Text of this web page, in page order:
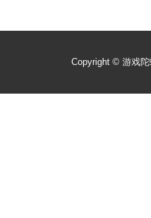
Copyright © 游戏陀